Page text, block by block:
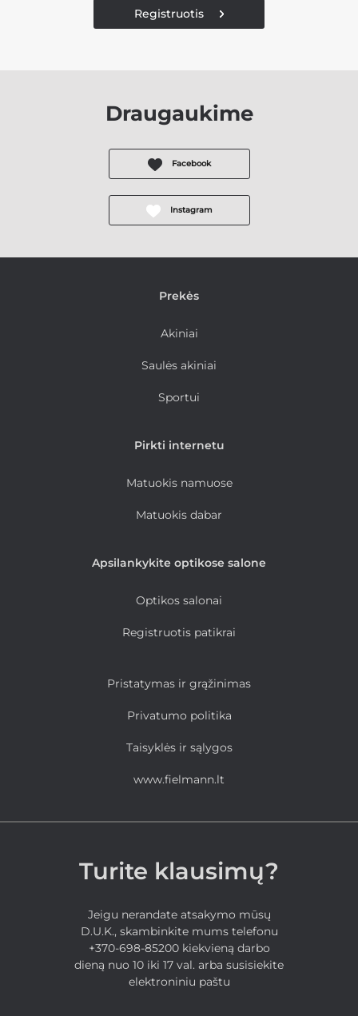
Registruotis
Draugaukime
Facebook
Instagram
Prekės
Akiniai
Saulės akiniai
Sportui
Pirkti internetu
Matuokis namuose
Matuokis dabar
Apsilankykite optikose salone
Optikos salonai
Registruotis patikrai
Pristatymas ir grąžinimas
Privatumo politika
Taisyklės ir sąlygos
www.fielmann.lt
Turite klausimų?
Jeigu nerandate atsakymo mūsų
D.U.K., skambinkite mums telefonu
+370-698-85200 kiekvieną darbo
dieną nuo 10 iki 17 val. arba susisiekite
elektroniniu paštu